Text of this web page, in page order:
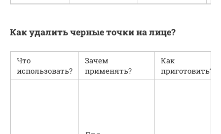
Как удалить черные точки на лице?
Что
использовать?
Зачем
применять?
Как
приготовить?